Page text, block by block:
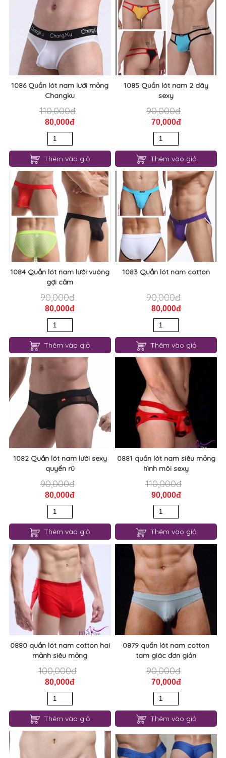
1086 Quần lót nam lưới mỏng
Changku
110,000đ
80,000đ
Thêm vào giỏ
1085 Quần lót nam 2 dây
sexy
90,000đ
70,000đ
Thêm vào giỏ
1084 Quần lót nam lưới vuông
gợi cảm
90,000đ
80,000đ
Thêm vào giỏ
1083 Quần lót nam cotton
90,000đ
80,000đ
Thêm vào giỏ
1082 Quần lót nam lưới sexy
quyến rũ
90,000đ
80,000đ
Thêm vào giỏ
0881 quần lót nam siêu mỏng
hình môi sexy
110,000đ
90,000đ
Thêm vào giỏ
0880 quần lót nam cotton hai
mảnh siêu mỏng
100,000đ
80,000đ
Thêm vào giỏ
0879 quần lót nam cotton
tam giác đơn giản
90,000đ
70,000đ
Thêm vào giỏ